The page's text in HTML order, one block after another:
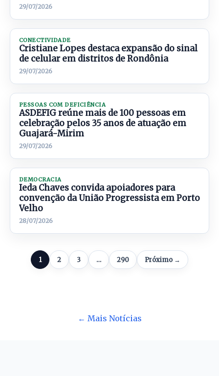
29/07/2026
CONECTIVIDADE
Cristiane Lopes destaca expansão do sinal
de celular em distritos de Rondônia
29/07/2026
PESSOAS COM DEFICIÊNCIA
ASDEFIG reúne mais de 100 pessoas em
celebração pelos 35 anos de atuação em
Guajará-Mirim
29/07/2026
DEMOCRACIA
Ieda Chaves convida apoiadores para
convenção da União Progressista em Porto
Velho
28/07/2026
1 2 3 … 290 Próximo →
← Mais Notícias